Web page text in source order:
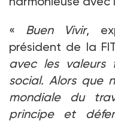
«
Buen Vivir,
président de la
avec les valeurs
social. Alors que
mondiale du
principe et